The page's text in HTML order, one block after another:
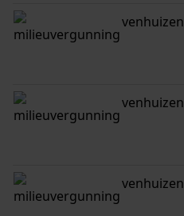
venhuizen
venhuizen
venhuizen